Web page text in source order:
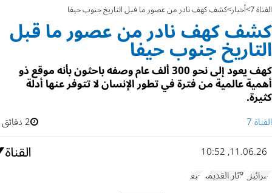
القناة 7 أخبار كشف كهف نادر من عصور ما قبل التاريخ جنوب حيفا
كشف كهف نادر من عصور ما قبل
التاريخ جنوب حيفا
كهف يعود إلى نحو 300 ألف عام وصفه باحثون بأنه موقع ذو
أهمية عالمية من فترة في تطور الإنسان لا تتوفر عنها أدلة
كثيرة.
القناة 7
2 دقائق
11.06.26, 10:52
إسرائيلالآثار القديمة حيفا